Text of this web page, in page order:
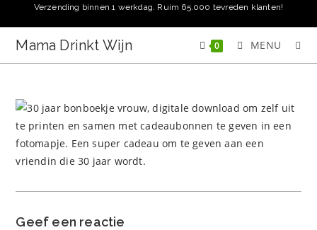
naar
inhoud
Verzending binnen 1 werkdag. Ruim 65.000 tevreden klanten!
Mama Drinkt Wijn 0 MENU
Geef een reactie